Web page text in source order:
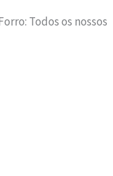
Todos os nossos